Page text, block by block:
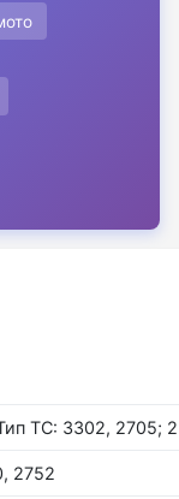
ТС: 3302, 2705;
2752